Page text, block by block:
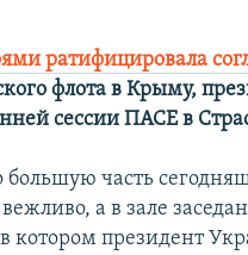
ратифицировала
флота в Крыму,
сессии ПАСЕ в
часть
а в зале
котором президент